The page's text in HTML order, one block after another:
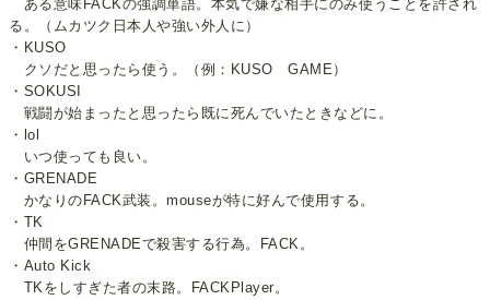
ある意味FACKの強調単語。本気で嫌な相手にのみ使うことを許され
る。（ムカツク日本人や強い外人に）
・KUSO
クソだと思ったら使う。（例：KUSO GAME）
・SOKUSI
戦闘が始まったと思ったら既に死んでいたときなどに。
・lol
いつ使っても良い。
・GRENADE
かなりのFACK武装。mouseが特に好んで使用する。
・TK
仲間をGRENADEで殺害する行為。FACK。
・Auto Kick
TKをしすぎた者の末路。FACKPlayer。